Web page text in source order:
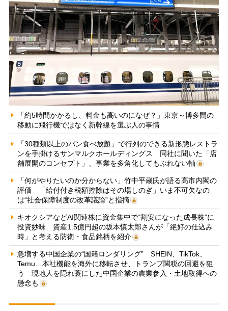
「約5時間かかるし、料金も高いのになぜ？」東京～博多間の
移動に飛行機ではなく新幹線を選ぶ人の事情
「30種類以上のパン食べ放題」で行列のできる新形態レストラ
ンを手掛けるサンマルクホールディングス 同社に聞いた「店
舗展開のコンセプト」、事業を多角化してもぶれない軸
「何がやりたいのか分からない」竹中平蔵氏が語る高市内閣の
評価 「給付付き税額控除はその場しのぎ」いま不可欠なの
は“社会保障制度の改革議論”と指摘
キオクシアなどAI関連株に資金集中で“割安になった成長株”に
投資妙味 資産1.5億円超の坂本慎太郎さんが「絶好の仕込み
時」と考える防衛・食品銘柄を紹介
急増する中国企業の“国籍ロンダリング” SHEIN、TikTok、
Temu…本社機能を海外に移転させ、トランプ関税の回避を狙
う 現地人を隠れ蓑にした中国企業の農業参入・土地取得への
懸念も